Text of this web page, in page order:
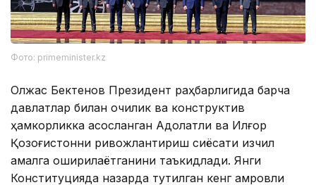
Фото: primeminister.kz
Олжас Бектенов Президент раҳбарлигида барча
давлатлар билан очиқлик ва конструктив
ҳамкорликка асосланган Адолатли ва Илғор
Қозоғистонни ривожлантириш сиёсати изчил
амалга оширилаётганини таъкидлади. Янги
Конституцияда назарда тутилган кенг қамровли